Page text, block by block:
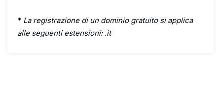
* La registrazione di un dominio gratuito si applica
alle seguenti estensioni: .it